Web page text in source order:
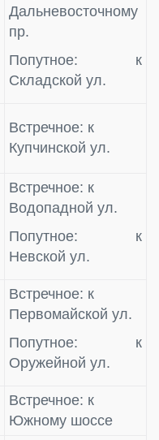
Дальневосточному
пр.
Попутное: к
Складской ул.
Встречное: к
Купчинской ул.
Встречное: к
Водопадной ул.
Попутное: к
Невской ул.
Встречное: к
Первомайской ул.
Попутное: к
Оружейной ул.
Встречное: к
Южному шоссе